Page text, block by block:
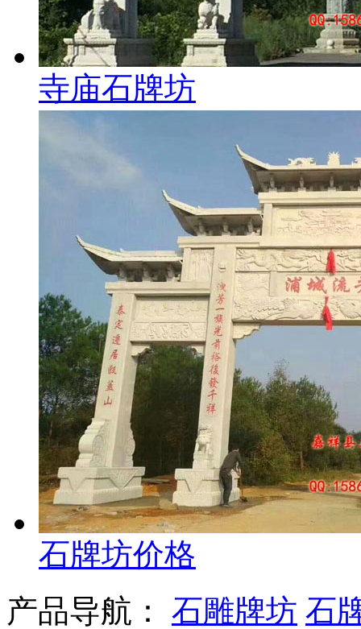
寺庙石牌坊
石牌坊价格
产品导航： 石雕牌坊 石